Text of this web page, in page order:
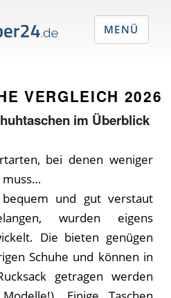
VERGLEICH 2026
im Überblick
bei denen weniger
muss…
und gut verstaut
wurden eigens
Die bieten genügen
Schuhe und können in
getragen werden
MENÜ